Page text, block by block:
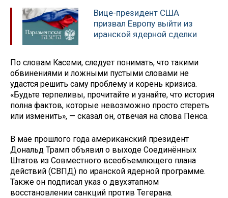
Вице-президент США
призвал Европу выйти из
иранской ядерной сделки
По словам Касеми, следует понимать, что такими
обвинениями и ложными пустыми словами не
удастся решить саму проблему и корень кризиса.
«Будьте терпеливы, прочитайте и узнайте, что история
полна фактов, которые невозможно просто стереть
или изменить», — сказал он, отвечая на слова Пенса.
В мае прошлого года американский президент
Дональд Трамп объявил о выходе Соединённых
Штатов из Совместного всеобъемлющего плана
действий (СВПД) по иранской ядерной программе.
Также он подписал указ о двухэтапном
восстановлении санкций против Тегерана.